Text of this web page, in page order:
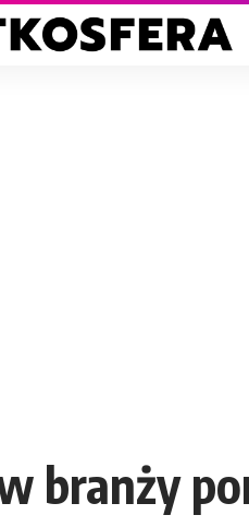
branży